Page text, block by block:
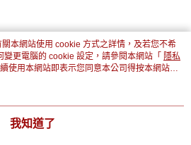
本網站使用 cookie 方式之詳情，及若您不希
更電腦的 cookie 設定，請參閱本網站「 隱私
使用本網站即表示您同意本公司得按本網站使
。
我知道了